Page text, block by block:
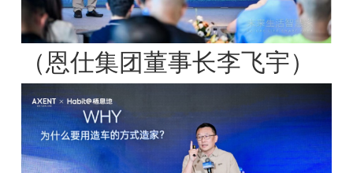
（恩仕集团董事长李飞宇）